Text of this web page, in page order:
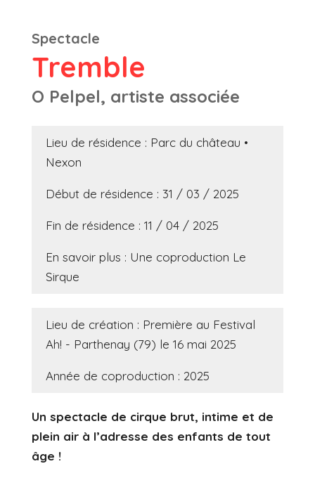
Spectacle
Tremble
O Pelpel, artiste associée
Lieu de résidence : Parc du château •
Nexon
Début de résidence : 31 / 03 / 2025
Fin de résidence : 11 / 04 / 2025
En savoir plus : Une coproduction Le
Sirque
Lieu de création : Première au Festival
Ah! - Parthenay (79) le 16 mai 2025
Année de coproduction : 2025
Un spectacle de cirque brut, intime et de
plein air à l’adresse des enfants de tout
âge !